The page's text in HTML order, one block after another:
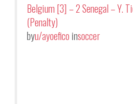
Belgium [3] – 2 Senegal – Y.
(Penalty)
byu/ayoeficoinsoccer